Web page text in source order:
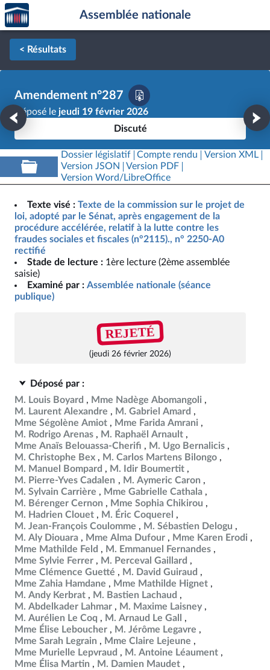
Aller au contenu
Aller en bas de la page
Accèder
à la
page
d'accueil
Assemblée nationale
< Résultats
Amendement n°287
Déposé le jeudi 19 février 2026
Discuté
Dossier législatif Compte rendu
Version XML
Version JSON
Version PDF
Version Word/LibreOffice
Texte visé : Texte de la commission sur le projet de
loi, adopté par le Sénat, après engagement de la
procédure accélérée, relatif à la lutte contre les
fraudes sociales et fiscales (n°2115)., n° 2250-A0
rectifié
Stade de lecture : 1ère lecture (2ème assemblée
saisie)
Examiné par : Assemblée nationale (séance
publique)
REJETÉ
(jeudi 26 février 2026)
Déposé par :
M. Louis Boyard
Mme Nadège Abomangoli
M. Laurent Alexandre
M. Gabriel Amard
Mme Ségolène Amiot
Mme Farida Amrani
M. Rodrigo Arenas
M. Raphaël Arnault
Mme Anaïs Belouassa-Cherifi
M. Ugo Bernalicis
M. Christophe Bex
M. Carlos Martens Bilongo
M. Manuel Bompard
M. Idir Boumertit
M. Pierre-Yves Cadalen
M. Aymeric Caron
M. Sylvain Carrière
Mme Gabrielle Cathala
M. Bérenger Cernon
Mme Sophia Chikirou
M. Hadrien Clouet
M. Éric Coquerel
M. Jean-François Coulomme
M. Sébastien Delogu
M. Aly Diouara
Mme Alma Dufour
Mme Karen Erodi
Mme Mathilde Feld
M. Emmanuel Fernandes
Mme Sylvie Ferrer
M. Perceval Gaillard
Mme Clémence Guetté
M. David Guiraud
Mme Zahia Hamdane
Mme Mathilde Hignet
M. Andy Kerbrat
M. Bastien Lachaud
M. Abdelkader Lahmar
M. Maxime Laisney
M. Aurélien Le Coq
M. Arnaud Le Gall
Mme Élise Leboucher
M. Jérôme Legavre
Mme Sarah Legrain
Mme Claire Lejeune
Mme Murielle Lepvraud
M. Antoine Léaument
Mme Élisa Martin
M. Damien Maudet